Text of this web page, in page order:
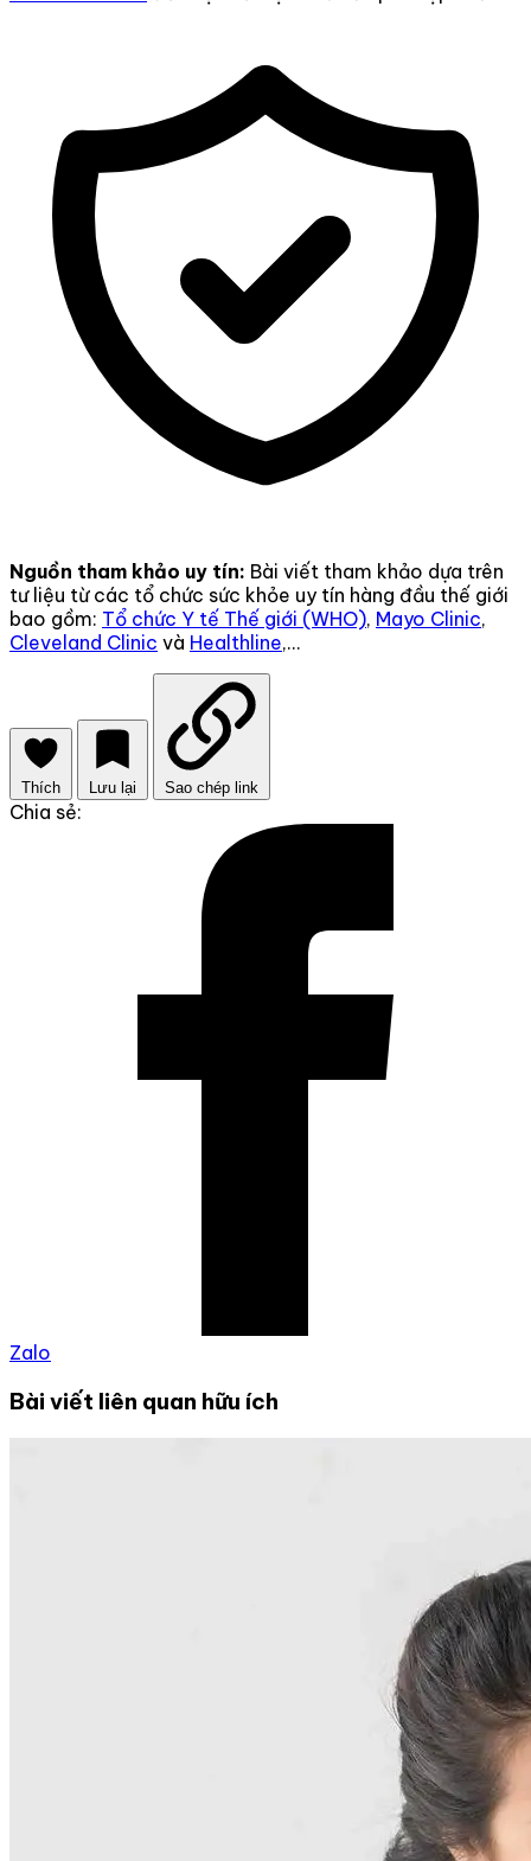
Nguồn tham khảo uy tín: Bài viết tham khảo dựa trên
tư liệu từ các tổ chức sức khỏe uy tín hàng đầu thế giới
bao gồm: Tổ chức Y tế Thế giới (WHO), Mayo Clinic,
Cleveland Clinic và Healthline,...
Thích Lưu lại Sao chép link
Chia sẻ:
Zalo
Bài viết liên quan hữu ích